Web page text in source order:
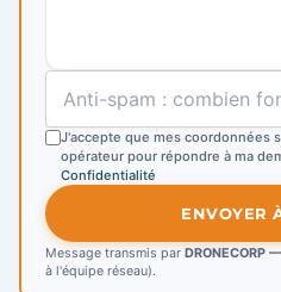
J'accepte que mes coordonnées
opérateur pour répondre à ma
Confidentialité
ENVOYER
Message transmis par DRONECORP
à l'équipe réseau).